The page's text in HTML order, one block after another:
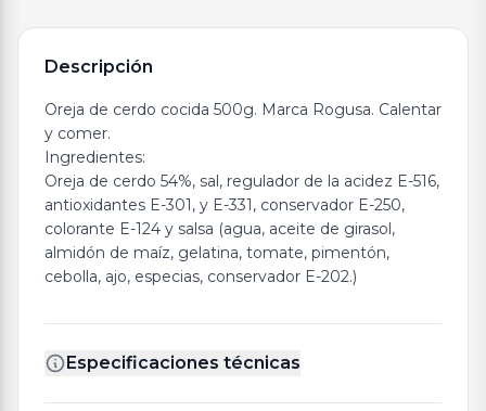
Descripción
Oreja de cerdo cocida 500g. Marca Rogusa. Calentar
y comer.
Ingredientes:
Oreja de cerdo 54%, sal, regulador de la acidez E-516,
antioxidantes E-301, y E-331, conservador E-250,
colorante E-124 y salsa (agua, aceite de girasol,
almidón de maíz, gelatina, tomate, pimentón,
cebolla, ajo, especias, conservador E-202.)
Especificaciones técnicas